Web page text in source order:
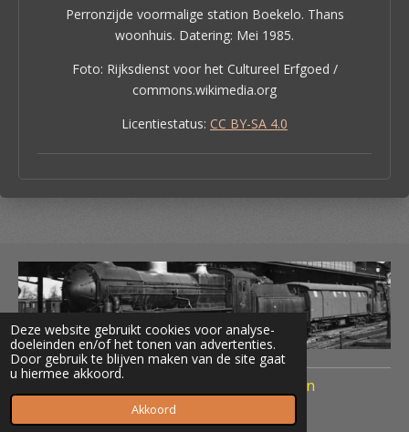
Deze website gebruikt cookies voor analyse-
doeleinden en/of het tonen van advertenties.
Door gebruik te blijven maken van de site gaat
u hiermee akkoord.
Akkoord
Perronzijde voormalige station Boekelo. Thans
woonhuis. Datering: Mei 1985.
Foto: Rijksdienst voor het Cultureel Erfgoed /
commons.wikimedia.org
Licentiestatus: CC BY-SA 4.0
© 2020 Treinen Nederland Terug naar Toen